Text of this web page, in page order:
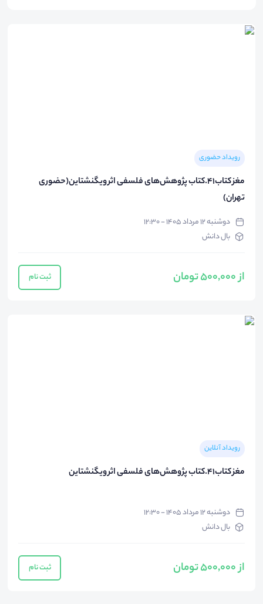
رویداد حضوری
مغز کتاب۴۱.کتاب پژوهش‌های فلسفی اثر ویگنشتاین(حضوری
تهران)
دوشنبه ۱۲ مرداد ۱۴۰۵ - ۱۲:۳۰
بال دانش
از 500,000 تومان ثبت نام
رویداد آنلاین
مغز کتاب۴۱.کتاب پژوهش‌های فلسفی اثر ویگنشتاین
دوشنبه ۱۲ مرداد ۱۴۰۵ - ۱۲:۳۰
بال دانش
از 500,000 تومان ثبت نام